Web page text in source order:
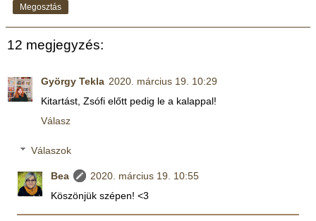
Megosztás
12 megjegyzés:
György Tekla 2020. március 19. 10:29
Kitartást, Zsófi előtt pedig le a kalappal!
Válasz
Válaszok
Bea
2020. március 19. 10:55
Köszönjük szépen! <3